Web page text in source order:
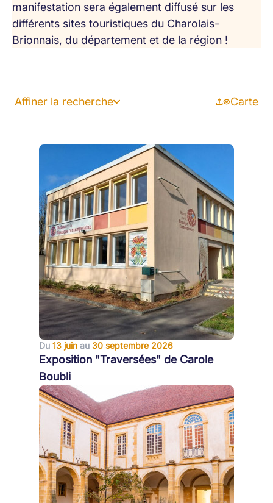
manifestation sera également diffusé sur les
différents sites touristiques du Charolais-
Brionnais, du département et de la région !
Affiner la recherche Carte
Du 13 juin au 30 septembre 2026
Exposition "Traversées" de Carole
Boubli